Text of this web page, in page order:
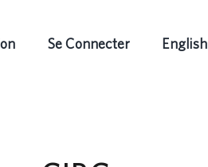
Se Connecter English